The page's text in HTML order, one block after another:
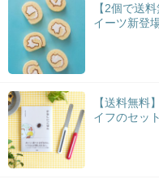
【2個で送
イーツ新登
【送料無料
イフのセッ